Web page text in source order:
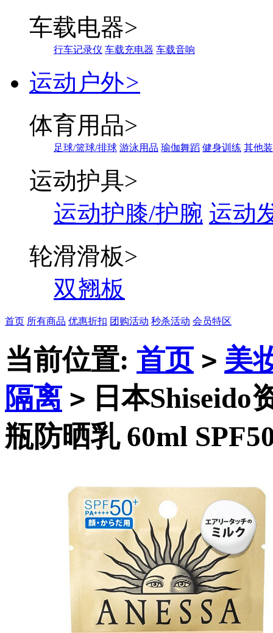
车载电器>
行车记录仪 车载充电器 车载音响
运动户外>
体育用品>
足球/篮球/排球 游泳用品 瑜伽舞蹈 健身训练 其他
运动护具>
运动护膝/护腕 运动
轮滑滑板>
双翘板
首页 所有商品 优惠折扣 团购活动 秒杀活动 会员特区
当前位置: 首页 > 美
隔离 > 日本Shiseido
瓶防晒乳 60ml